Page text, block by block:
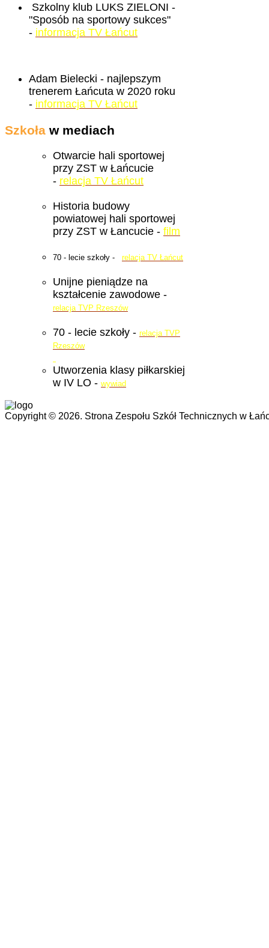
Szkolny klub LUKS ZIELONI -
"Sposób na sportowy sukces"
- informacja TV Łańcut
Adam Bielecki - najlepszym
trenerem Łańcuta w 2020 roku
- informacja TV Łańcut
Szkoła w mediach
Otwarcie hali sportowej
przy ZST w Łańcucie
- relacja TV Łańcut
Historia budowy
powiatowej hali sportowej
przy ZST w Łancucie - film
70 - lecie szkoły - relacja TV Łańcut
Unijne pieniądze na
kształcenie zawodowe -
relacja TVP Rzeszów
70 - lecie szkoły - relacja TVP
Rzeszów
Utworzenia klasy piłkarskiej
w IV LO - wywiad
Copyright © 2026. Strona Zespołu Szkół Technicznych w